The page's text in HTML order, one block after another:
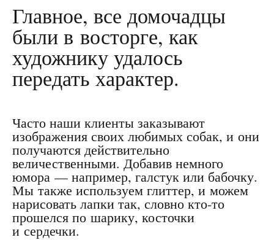
Главное, все домочадцы
были в восторге, как
художнику удалось
передать характер.
Часто наши клиенты заказывают
изображения своих любимых собак, и они
получаются действительно
величественными. Добавив немного
юмора — например, галстук или бабочку.
Мы также используем глиттер, и можем
нарисовать лапки так, словно кто-то
прошелся по шарику, косточки
и сердечки.